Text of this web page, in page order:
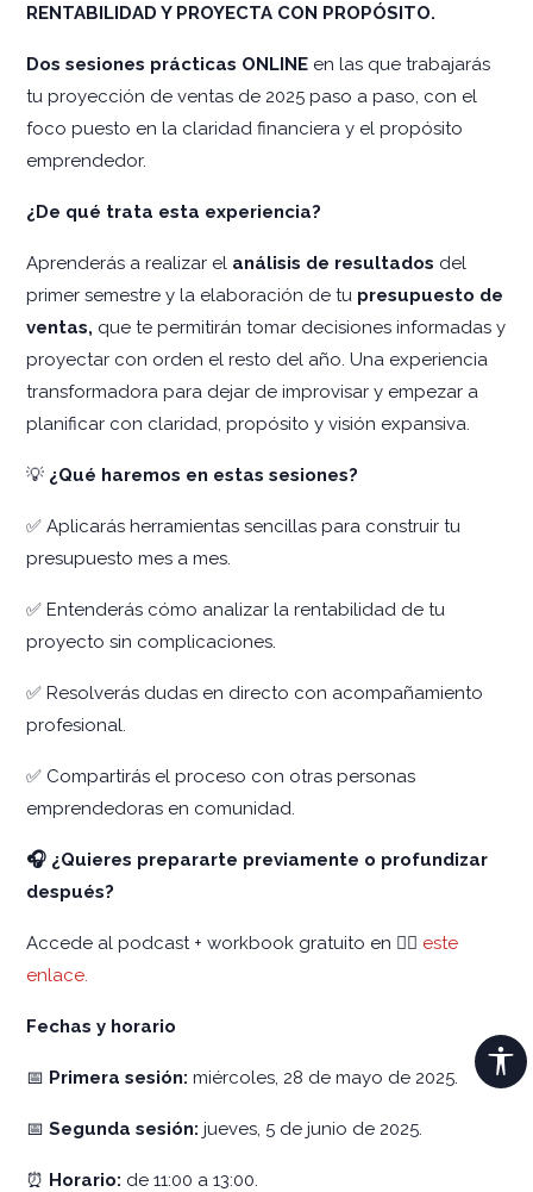
RENTABILIDAD Y PROYECTA CON PROPÓSITO.
Dos sesiones prácticas ONLINE en las que trabajarás
tu proyección de ventas de 2025 paso a paso, con el
foco puesto en la claridad financiera y el propósito
emprendedor.
¿De qué trata esta experiencia?
Aprenderás a realizar el análisis de resultados del
primer semestre y la elaboración de tu presupuesto de
ventas, que te permitirán tomar decisiones informadas y
proyectar con orden el resto del año. Una experiencia
transformadora para dejar de improvisar y empezar a
planificar con claridad, propósito y visión expansiva.
💡 ¿Qué haremos en estas sesiones?
✅ Aplicarás herramientas sencillas para construir tu
presupuesto mes a mes.
✅ Entenderás cómo analizar la rentabilidad de tu
proyecto sin complicaciones.
✅ Resolverás dudas en directo con acompañamiento
profesional.
✅ Compartirás el proceso con otras personas
emprendedoras en comunidad.
🎧 ¿Quieres prepararte previamente o profundizar
después?
Accede al podcast + workbook gratuito en 👉🏻 este
enlace.
Fechas y horario
📅 Primera sesión: miércoles, 28 de mayo de 2025.
📅 Segunda sesión: jueves, 5 de junio de 2025.
⏰ Horario: de 11:00 a 13:00.